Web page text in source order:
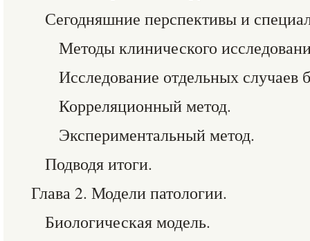
Сегодняшние перспективы и
Методы клинического
Исследование отдельных случаев
Корреляционный метод.
Экспериментальный метод.
Подводя итоги.
Глава 2. Модели патологии.
Биологическая модель.